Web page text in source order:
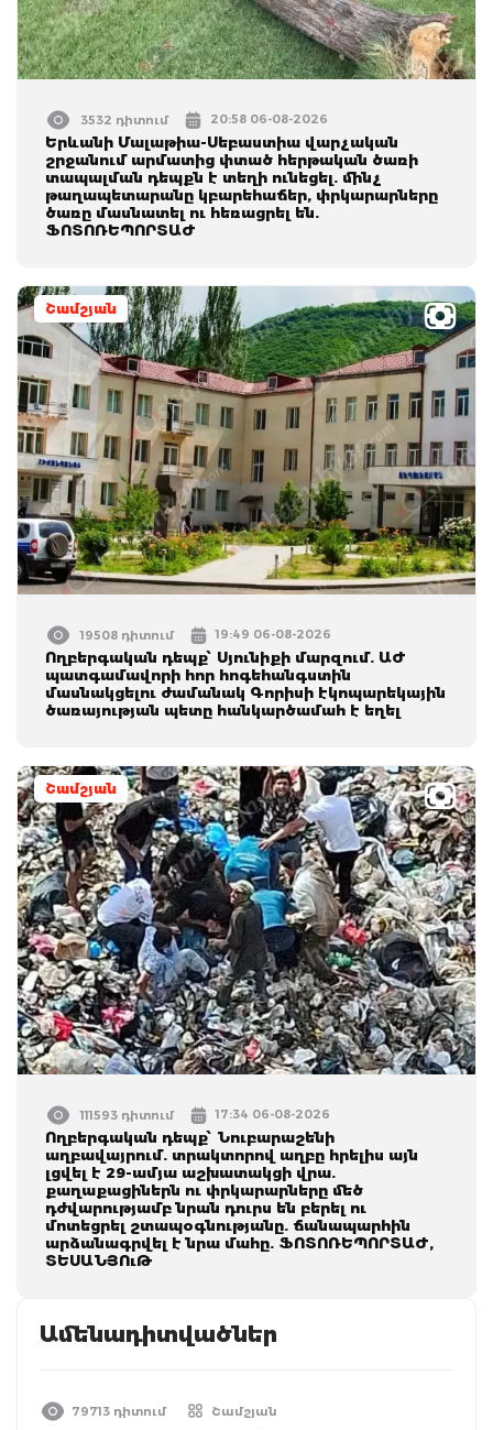
3532 դիտում 20:58 06-08-2026
Երևանի Մալաթիա-Սեբաստիա վարչական
շրջանում արմատից փտած հերթական ծառի
տապալման դեպքն է տեղի ունեցել. մինչ
թաղապետարանը կբարեհաճեր, փրկարարները
ծառը մասնատել ու հեռացրել են.
ՖՈՏՈՌԵՊՈՐՏԱԺ
Շամշյան
19508 դիտում 19:49 06-08-2026
Ողբերգական դեպք՝ Սյունիքի մարզում. ԱԺ
պատգամավորի հոր հոգեհանգստին
մասնակցելու ժամանակ Գորիսի էկոպարեկային
ծառայության պետը հանկարծամահ է եղել
Շամշյան
111593 դիտում 17:34 06-08-2026
Ողբերգական դեպք՝ Նուբարաշենի
աղբավայրում. տրակտորով աղբը հրելիս այն
լցվել է 29-ամյա աշխատակցի վրա.
քաղաքացիներն ու փրկարարները մեծ
դժվարությամբ նրան դուրս են բերել ու
մոտեցրել շտապօգնությանը. ճանապարհին
արձանագրվել է նրա մահը. ՖՈՏՈՌԵՊՈՐՏԱԺ,
ՏԵՍԱՆՅՈւԹ
Ամենադիտվածներ
79713 դիտում Շամշյան